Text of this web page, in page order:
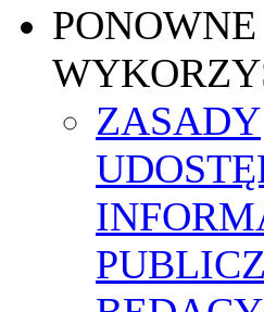
PONOWNE
ZASADY